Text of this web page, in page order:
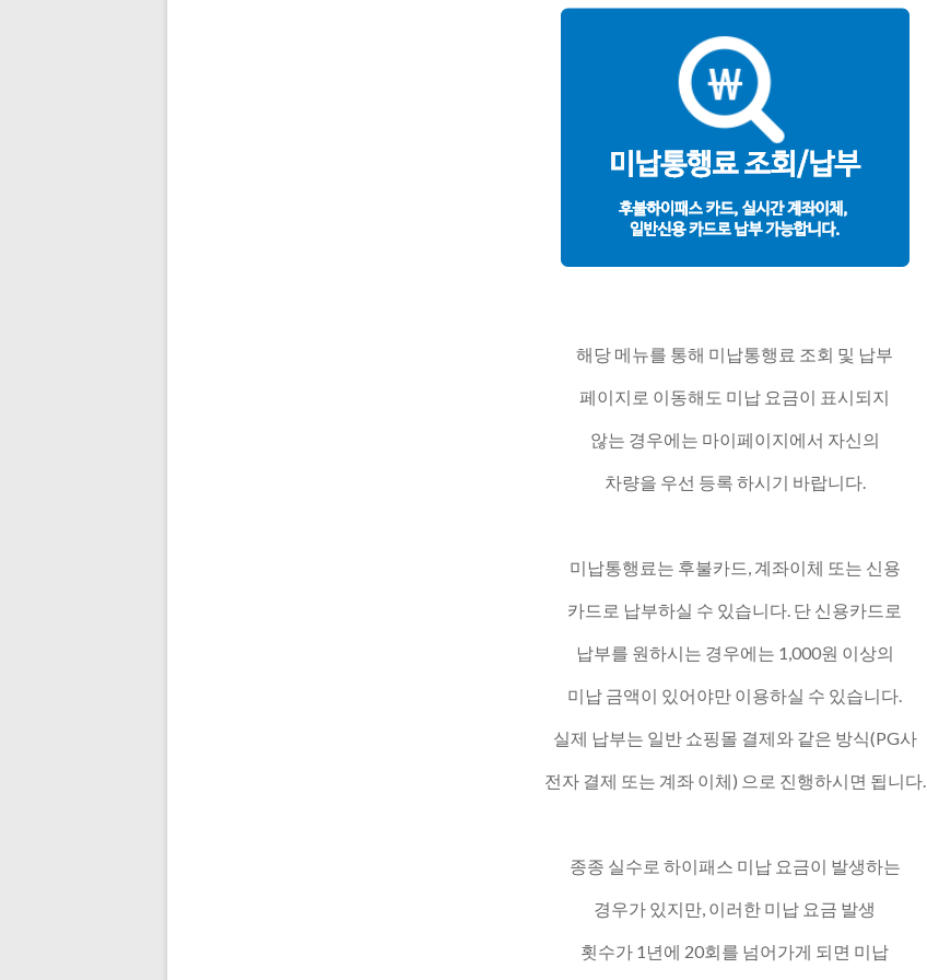
해당 메뉴를 통해 미납통행료 조회 및 납부
페이지로 이동해도 미납 요금이 표시되지
않는 경우에는 마이페이지에서 자신의
차량을 우선 등록 하시기 바랍니다.
미납통행료는 후불카드, 계좌이체 또는 신용
카드로 납부하실 수 있습니다. 단 신용카드로
납부를 원하시는 경우에는 1,000원 이상의
미납 금액이 있어야만 이용하실 수 있습니다.
실제 납부는 일반 쇼핑몰 결제와 같은 방식(PG사
전자 결제 또는 계좌 이체) 으로 진행하시면 됩니다.
종종 실수로 하이패스 미납 요금이 발생하는
경우가 있지만, 이러한 미납 요금 발생
횟수가 1년에 20회를 넘어가게 되면 미납